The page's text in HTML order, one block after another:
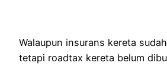
Walaupun insurans kereta
tetapi roadtax kereta belum